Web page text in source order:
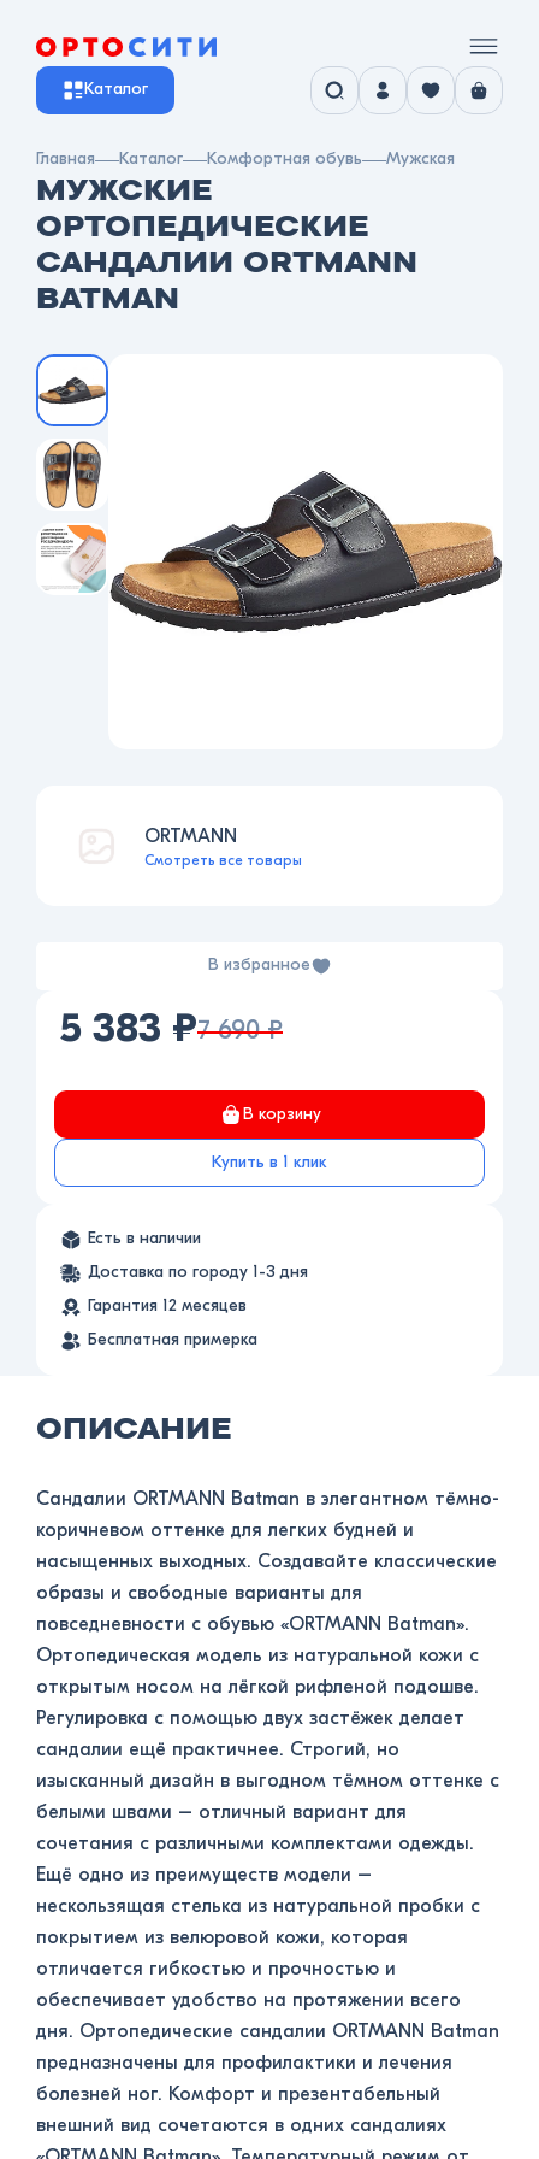
Каталог
Главная Каталог Комфортная обувь Мужская
МУЖСКИЕ
ОРТОПЕДИЧЕСКИЕ
САНДАЛИИ ORTMANN
BATMAN
ORTMANN
Смотреть все товары
В избранное
5 383 ₽7 690 ₽
В корзину
Купить в 1 клик
Есть в наличии
Доставка по городу 1-3 дня
Гарантия 12 месяцев
Бесплатная примерка
ОПИСАНИЕ
Сандалии ORTMANN Batman в элегантном тёмно-
коричневом оттенке для легких будней и
насыщенных выходных. Создавайте классические
образы и свободные варианты для
повседневности с обувью «ORTMANN Batman».
Ортопедическая модель из натуральной кожи с
открытым носом на лёгкой рифленой подошве.
Регулировка с помощью двух застёжек делает
сандалии ещё практичнее. Строгий, но
изысканный дизайн в выгодном тёмном оттенке с
белыми швами – отличный вариант для
сочетания с различными комплектами одежды.
Ещё одно из преимуществ модели –
нескользящая стелька из натуральной пробки с
покрытием из велюровой кожи, которая
отличается гибкостью и прочностью и
обеспечивает удобство на протяжении всего
дня. Ортопедические сандалии ORTMANN Batman
предназначены для профилактики и лечения
болезней ног. Комфорт и презентабельный
внешний вид сочетаются в одних сандалиях